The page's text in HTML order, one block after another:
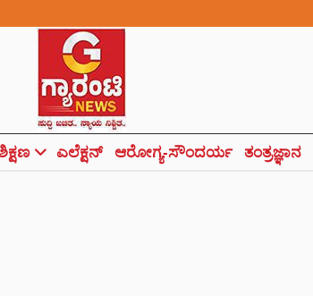
ಎಲೆಕ್ಷನ್ ಆರೋಗ್ಯ-ಸೌಂದರ್ಯ ತಂತ್ರಜ್ಞಾನ